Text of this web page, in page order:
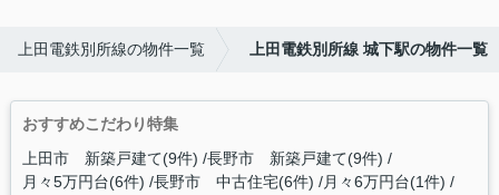
上田電鉄別所線の物件一覧 上田電鉄別所線 城下駅の物件一覧
おすすめこだわり特集
上田市 新築戸建て(9件) 長野市 新築戸建て(9件)
月々5万円台(6件) 長野市 中古住宅(6件) 月々6万円台(1件)